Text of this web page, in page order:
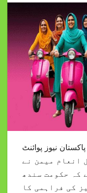
پاکستان نیوز پوائنٹ
انعام میمن نے
کہ حکومت سندھ
کی فراہمی کا